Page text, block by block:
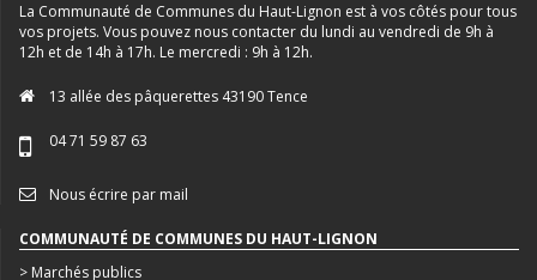
La Communauté de Communes du Haut-Lignon est à vos côtés pour tous
vos projets. Vous pouvez nous contacter du lundi au vendredi de 9h à
12h et de 14h à 17h. Le mercredi : 9h à 12h.
13 allée des pâquerettes 43190 Tence
04 71 59 87 63
Nous écrire par mail
COMMUNAUTÉ DE COMMUNES DU HAUT-LIGNON
> Marchés publics